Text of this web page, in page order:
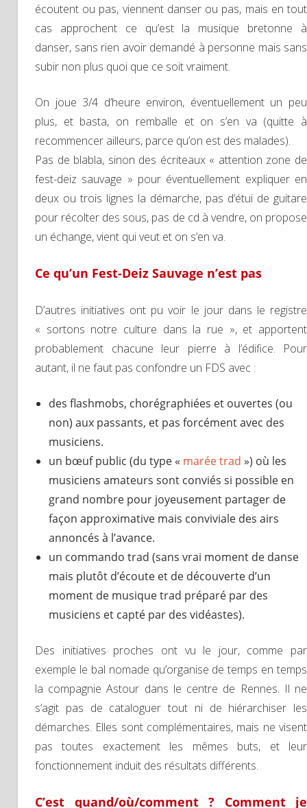
écoutent ou pas, viennent danser ou pas, mais en tout
cas approchent ce qu’est la musique bretonne à
danser, sans rien avoir demandé à personne mais sans
subir non plus quoi que ce soit vraiment.
On joue 3/4 d’heure environ, éventuellement un peu
plus, et basta, on remballe et on s’en va (quitte à
recommencer ailleurs, parce qu’on est des malades).
Pas de blabla, sinon des écriteaux « attention zone de
fest-deiz sauvage » pour éventuellement expliquer en
deux ou trois lignes la démarche, pas d’étui de guitare
pour récolter des sous, pas de cd à vendre, on propose
un échange, vient qui veut et on s’en va.
Ce qu’un Fest-Deiz Sauvage n’est pas
D’autres initiatives ont pu voir le jour dans le registre
« sortons notre culture dans la rue », et apportent
probablement chacune leur pierre à l’édifice. Pour
autant, il ne faut pas confondre un FDS avec :
des flashmobs, chorégraphiées et ouvertes (ou
non) aux passants, et pas forcément avec des
musiciens.
un bœuf public (du type « marée trad ») où les
musiciens amateurs sont conviés si possible en
grand nombre pour joyeusement partager de
façon approximative mais conviviale des airs
annoncés à l’avance.
un commando trad (sans vrai moment de danse
mais plutôt d’écoute et de découverte d’un
moment de musique trad préparé par des
musiciens et capté par des vidéastes).
Des initiatives proches ont vu le jour, comme par
exemple le bal nomade qu’organise de temps en temps
la compagnie Astour dans le centre de Rennes. Il ne
s’agit pas de cataloguer tout ni de hiérarchiser les
démarches. Elles sont complémentaires, mais ne visent
pas toutes exactement les mêmes buts, et leur
fonctionnement induit des résultats différents.
C’est quand/où/comment ? Comment je